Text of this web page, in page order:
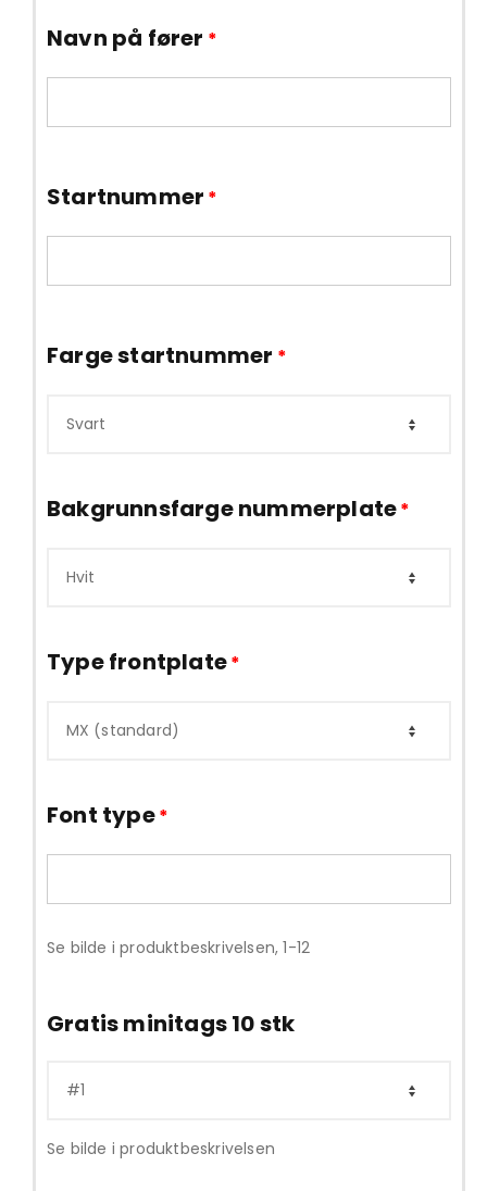
Navn på fører *
Startnummer *
Farge startnummer *
Bakgrunnsfarge nummerplate*
Type frontplate*
Font type*
Se bilde i produktbeskrivelsen, 1-12
Gratis minitags 10 stk
Se bilde i produktbeskrivelsen